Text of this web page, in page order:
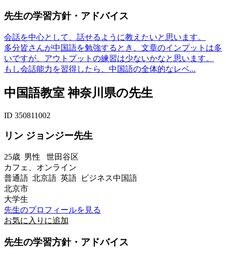
先生の学習方針・アドバイス
会話を中心として、話せるように教えたいと思います。
多分皆さんが中国語を勉強するとき、文章のインプットは多
いですが、アウトプットの練習は少ないかなと思います。
もし会話能力を習得したら、中国語の全体的なレベ...
中国語教室 神奈川県の先生
ID 350811002
リン ジョンジー先生
25歳 男性 世田谷区
カフェ、オンライン
普通語 北京語 英語 ビジネス中国語
北京市
大学生
先生のプロフィールを見る
お気に入りに追加
先生の学習方針・アドバイス